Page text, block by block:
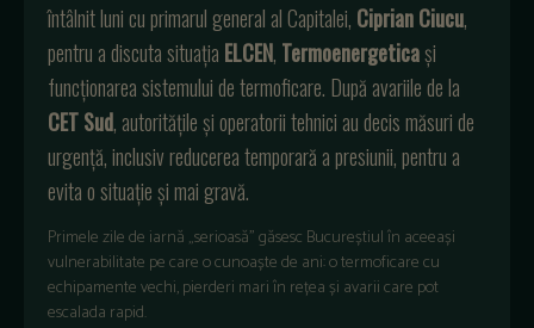
întâlnit luni cu primarul general al Capitalei, Ciprian Ciucu,
pentru a discuta situația ELCEN, Termoenergeticași
funcționarea sistemului de termoficare. După avariile de la
CET Sud, autoritățile și operatorii tehnici au decis măsuri de
urgență, inclusiv reducerea temporară a presiunii, pentru a
evita o situație și mai gravă.
Primele zile de iarnă „serioasă” găsesc Bucureștiul în aceeași
vulnerabilitate pe care o cunoaște de ani: o termoficare cu
echipamente vechi, pierderi mari în rețea și avarii care pot
escalada rapid.